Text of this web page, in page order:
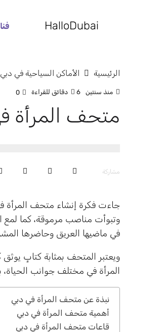
HalloDubai
الرئيسية الأماكن السياحية في دبي
منذ سنتين 6 دقائق للقراءة 0
متحف المرأة
مشاركة
جاءت فكرة إنشاء متحف المرأة
وتبوأت مناصب مرموقة، كما لمع
في ماضيها العريق وحاضرها
ويعتبر المتحف بمثابة كتابٍ
المرأة في مختلف جوانب الحياة،
نبذة عن متحف المرأة في دبي
أهمية متحف المرأة في دبي
قاعات متحف المرأة في دبي